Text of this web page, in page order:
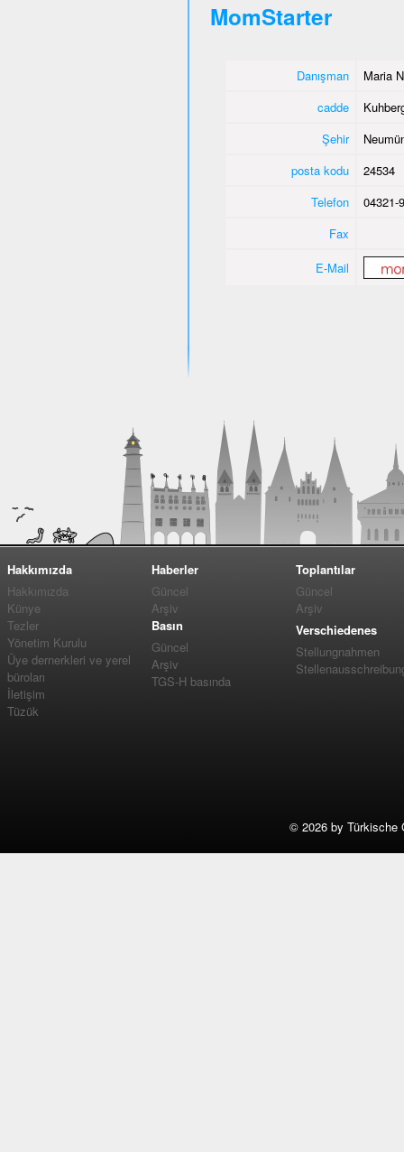
MomStarter
Danışman
Maria
cadde
Şehir
posta kodu
24534
Telefon
04321-
Fax
E-Mail
Hakkımızda
Hakkımızda
Künye
Tezler
Yönetim Kurulu
Üye dernerkleri ve yerel
büroları
İletişim
Tüzük
Haberler
Güncel
Arşiv
Basın
Güncel
Arşiv
TGS-H basında
Toplantılar
Güncel
Arşiv
Verschiedenes
Stellungnahmen
© 2026 by Türkische